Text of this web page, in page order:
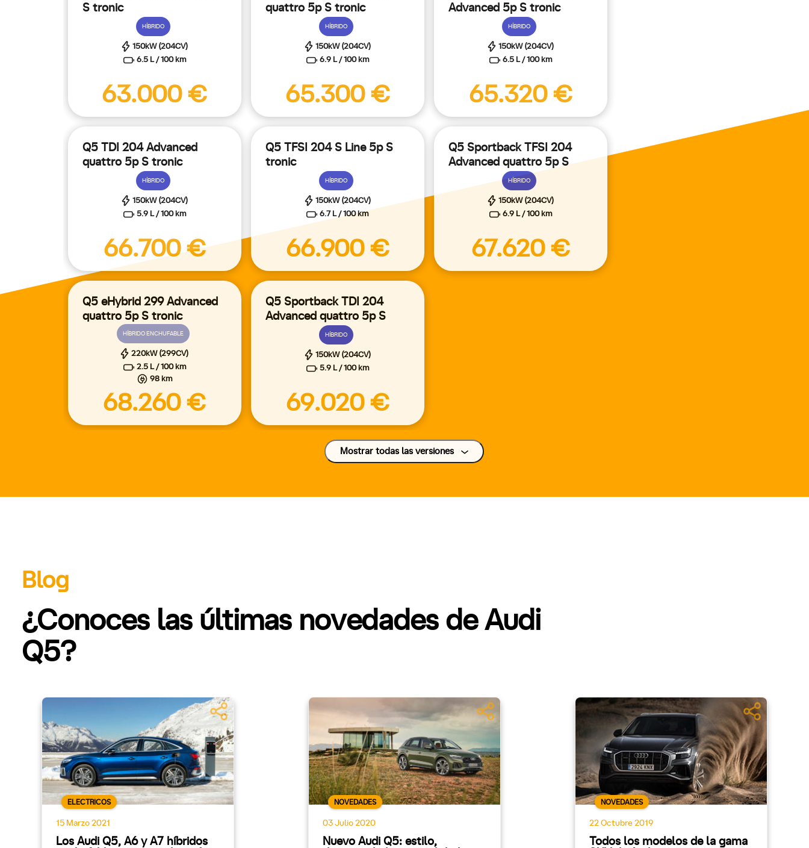
S tronic
HÍBRIDO
150kW (204CV)
6.5 L / 100 km
63.000 €
quattro 5p S tronic
HÍBRIDO
150kW (204CV)
6.9 L / 100 km
65.300 €
Advanced 5p S tronic
HÍBRIDO
150kW (204CV)
6.5 L / 100 km
65.320 €
Q5 TDI 204 Advanced
quattro 5p S tronic
HÍBRIDO
150kW (204CV)
5.9 L / 100 km
66.700 €
Q5 TFSI 204 S Line 5p S
tronic
HÍBRIDO
150kW (204CV)
6.7 L / 100 km
66.900 €
Q5 Sportback TFSI 204
Advanced quattro 5p S
HÍBRIDO
150kW (204CV)
6.9 L / 100 km
67.620 €
Q5 eHybrid 299 Advanced
quattro 5p S tronic
HÍBRIDO ENCHUFABLE
220kW (299CV)
2.5 L / 100 km
98 km
68.260 €
Q5 Sportback TDI 204
Advanced quattro 5p S
HÍBRIDO
150kW (204CV)
5.9 L / 100 km
69.020 €
Mostrar todas las versiones
Blog
¿Conoces las últimas novedades de Audi
Q5?
ELECTRICOS
15 Marzo 2021
Los Audi Q5, A6 y A7 híbridos
NOVEDADES
03 Julio 2020
Nuevo Audi Q5: estilo,
NOVEDADES
22 Octubre 2019
Todos los modelos de la gama